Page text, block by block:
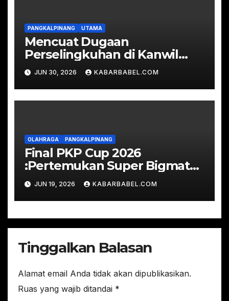
PANGKALPINANG UTAMA
Mencuat Dugaan
Perselingkuhan di Kanwil
Kemenkum Babel
JUN 30, 2026 KABARBABEL.COM
OLAHRAGA PANGKALPINANG
Final PKP Cup 2026
:Pertemukan Super Bigmatch
Real Bahdad FC vs RSUD
Depati Bahrin
JUN 19, 2026 KABARBABEL.COM
Tinggalkan Balasan
Alamat email Anda tidak akan dipublikasikan.
Ruas yang wajib ditandai *